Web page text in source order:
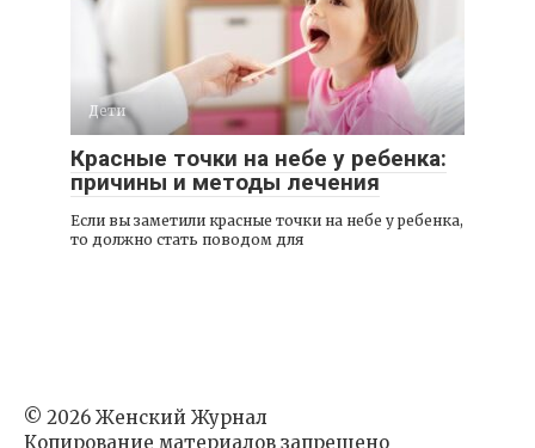
Дети
Красные точки на небе у ребенка:
причины и методы лечения
Если вы заметили красные точки на небе у ребенка,
то должно стать поводом для
© 2026 Женский Журнал
Копирование материалов запрещено